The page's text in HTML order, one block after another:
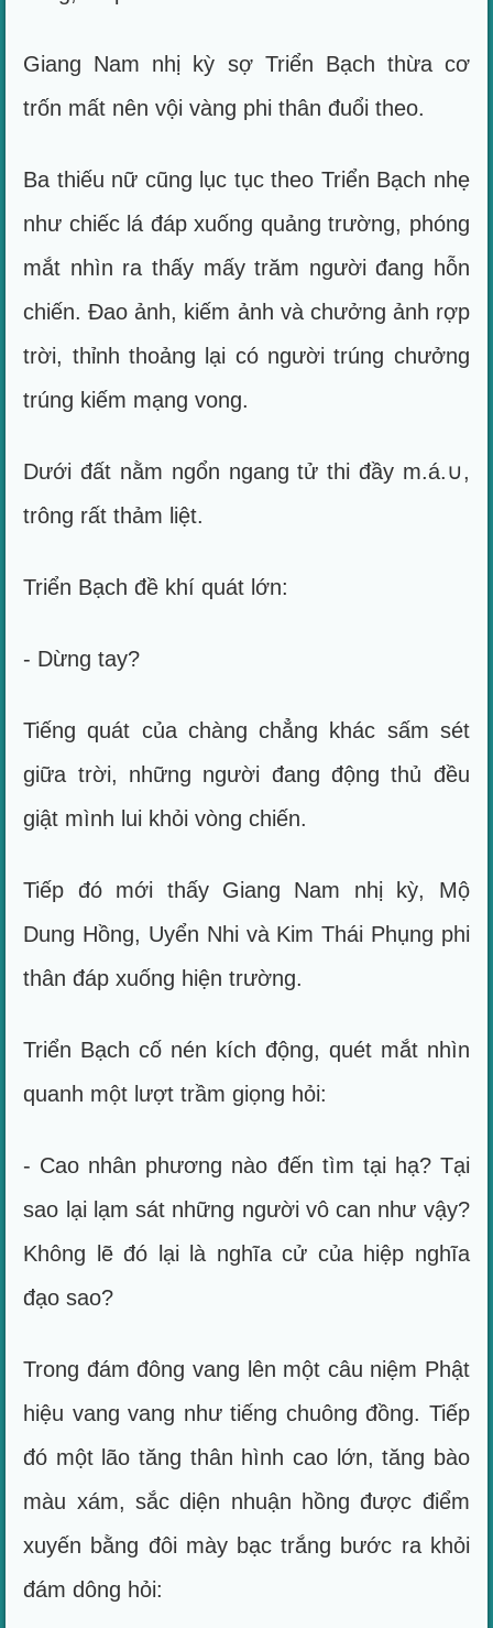
Giang Nam nhị kỳ sợ Triển Bạch thừa cơ
trốn mất nên vội vàng phi thân đuổi theo.
Ba thiếu nữ cũng lục tục theo Triển Bạch nhẹ
như chiếc lá đáp xuống quảng trường, phóng
mắt nhìn ra thấy mấy trăm người đang hỗn
chiến. Đao ảnh, kiếm ảnh và chưởng ảnh rợp
trời, thỉnh thoảng lại có người trúng chưởng
trúng kiếm mạng vong.
Dưới đất nằm ngổn ngang tử thi đầy m.á.∪,
trông rất thảm liệt.
Triển Bạch đề khí quát lớn:
- Dừng tay?
Tiếng quát của chàng chẳng khác sấm sét
giữa trời, những người đang động thủ đều
giật mình lui khỏi vòng chiến.
Tiếp đó mới thấy Giang Nam nhị kỳ, Mộ
Dung Hồng, Uyển Nhi và Kim Thái Phụng phi
thân đáp xuống hiện trường.
Triển Bạch cố nén kích động, quét mắt nhìn
quanh một lượt trầm giọng hỏi:
- Cao nhân phương nào đến tìm tại hạ? Tại
sao lại lạm sát những người vô can như vậy?
Không lẽ đó lại là nghĩa cử của hiệp nghĩa
đạo sao?
Trong đám đông vang lên một câu niệm Phật
hiệu vang vang như tiếng chuông đồng. Tiếp
đó một lão tăng thân hình cao lớn, tăng bào
màu xám, sắc diện nhuận hồng được điểm
xuyến bằng đôi mày bạc trắng bước ra khỏi
đám dông hỏi: